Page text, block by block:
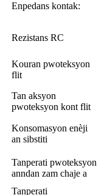
Enpedans kontak:
Rezistans RC
Kouran pwoteksyon
flit
Tan aksyon
pwoteksyon kont flit
Konsomasyon enèji
an sibstiti
Tanperati pwoteksyon
anndan zam chaje a
Tanperati